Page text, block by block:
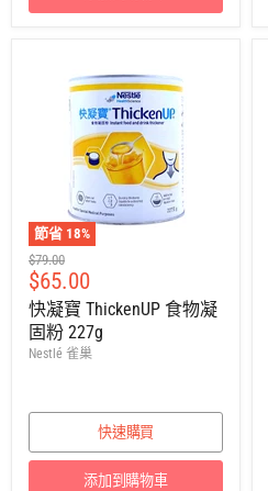
節省 18%
建
議
零
售
價
$79.00
售
價
$65.00
快凝寶 ThickenUP 食物凝
固粉 227g
Nestlé 雀巢
快速購買
添加到購物車